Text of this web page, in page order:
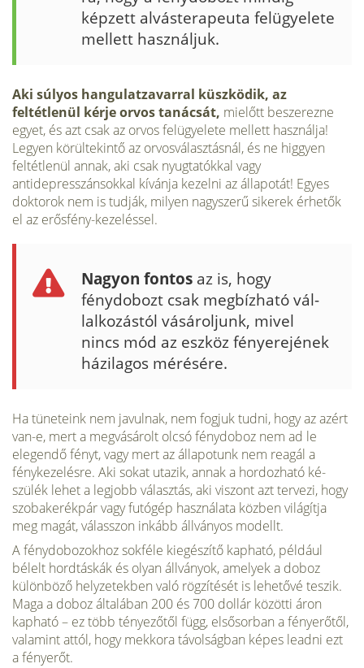
képzett alvásterapeuta felügyelete
mellett használjuk.
Aki súlyos hangulatzavarral küszködik, az
feltétlenül kérje orvos tanácsát, mielőtt beszerezne
egyet, és azt csak az orvos felügyelete mellett használja!
Legyen körültekintő az orvosválasztásnál, és ne higgyen
feltétlenül annak, aki csak nyugtatókkal vagy
antidepresszán­sokkal kívánja kezelni az állapotát! Egyes
doktorok nem is tudják, mi­lyen nagyszerű sikerek érhetők
el az erősfény-kezeléssel.
Nagyon fontos az is, hogy
fénydobozt csak megbízható vál­
lalkozástól vásároljunk, mivel
nincs mód az eszköz fényerejének
házi­lagos mérésére.
Ha tüneteink nem javulnak, nem fogjuk tudni, hogy az azért
van-e, mert a megvásárolt olcsó fénydoboz nem ad le
elegen­dő fényt, vagy mert az állapotunk nem reagál a
fénykezelésre. Aki sokat utazik, annak a hordozható ké­
szülék lehet a legjobb választás, aki viszont azt tervezi, hogy
szoba­kerékpár vagy futógép használata közben világítja
meg magát, válasszon inkább állványos modellt.
A fénydobozokhoz sokféle kiegészítő kapható, például
bélelt hordtáskák és olyan állványok, amelyek a do­boz
különböző helyzetekben való rögzítését is lehetővé teszik.
Maga a doboz általában 200 és 700 dollár közötti áron
kapható – ez több tényezőtől függ, elsősorban a fényerőtől,
valamint attól, hogy mekkora távolságban képes leadni ezt
a fényerőt.